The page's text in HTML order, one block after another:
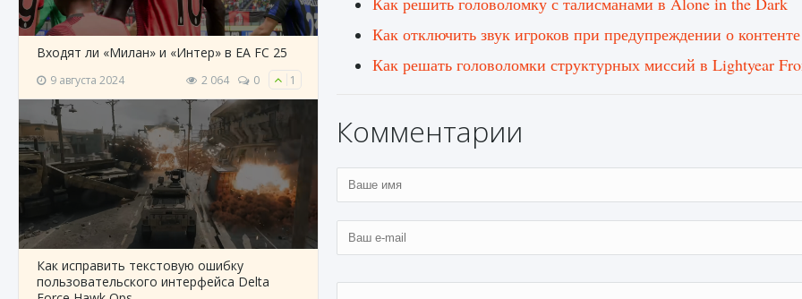
Входят ли «Милан» и «Интер» в EA FC 25
9 августа 2024 2 064 0 1
Как исправить текстовую ошибку
пользовательского интерфейса Delta
Как отключить звук игроков при предупреждении о контенте
Как решать головоломки структурных миссий в Lightyear
Комментарии